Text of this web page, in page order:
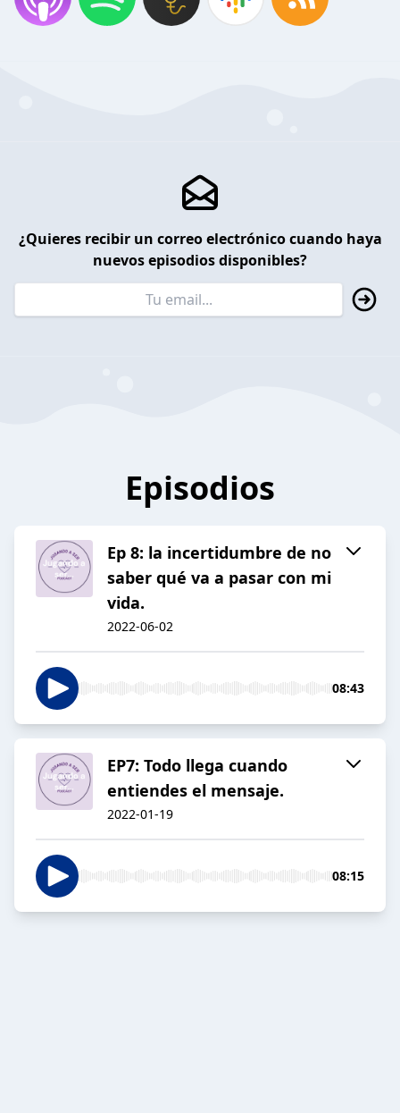
¿Quieres recibir un correo electrónico cuando haya
nuevos episodios disponibles?
Episodios
Ep 8: la incertidumbre de no
saber qué va a pasar con mi
vida.
2022-06-02
08:43
EP7: Todo llega cuando
entiendes el mensaje.
2022-01-19
08:15